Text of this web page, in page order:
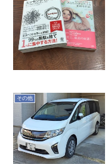
その他